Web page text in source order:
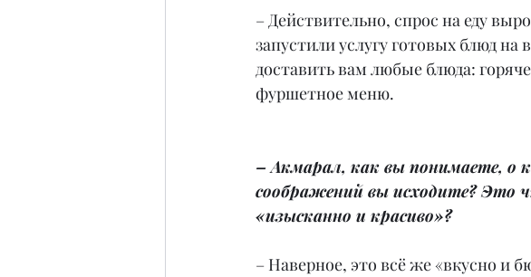
– Действительно, спрос на еду
запустили услугу готовых блюд
доставить вам любые блюда:
фуршетное меню.
– Акмарал, как вы понимаете, о
соображений вы исходите? Это
«изысканно и красиво»?
– Наверное, это всё же «вкусно и